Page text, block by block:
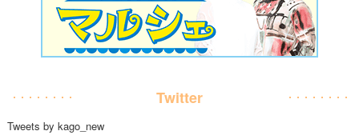
Twitter
Tweets by kago_new